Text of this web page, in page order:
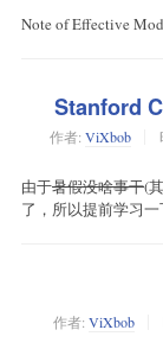
Note of Effective
Stanford
作者: ViXbob
由于暑假没啥事干(
了，所以提前学习一
作者: ViXbob